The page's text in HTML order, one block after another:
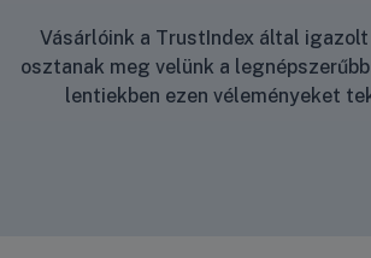
Vásárlóink a TrustIndex által
osztanak meg velünk a
lentiekben ezen véleményeket